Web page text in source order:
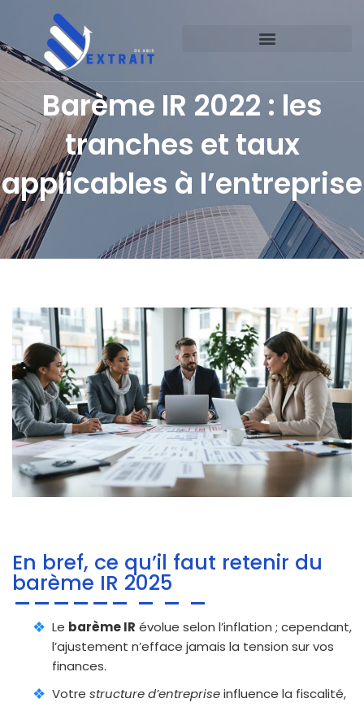
Barème IR 2022 : les
tranches et taux
applicables à l’entreprise
En bref, ce qu’il faut retenir du
barème IR 2025
Le barème IR évolue selon l’inflation ; cependant,
l’ajustement n’efface jamais la tension sur vos
finances.
Votre structure d’entrepriseinfluence la fiscalité,